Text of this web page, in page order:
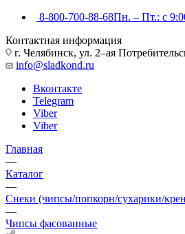
8-800-700-88-68Пн. – Пт.: с
Контактная информация
г. Челябинск, ул. 2–ая
info@sladkond.ru
Вконтакте
Telegram
Viber
Viber
Главная
—
Каталог
—
Снеки (чипсы/попкорн/сухарики/
—
Чипсы фасованные